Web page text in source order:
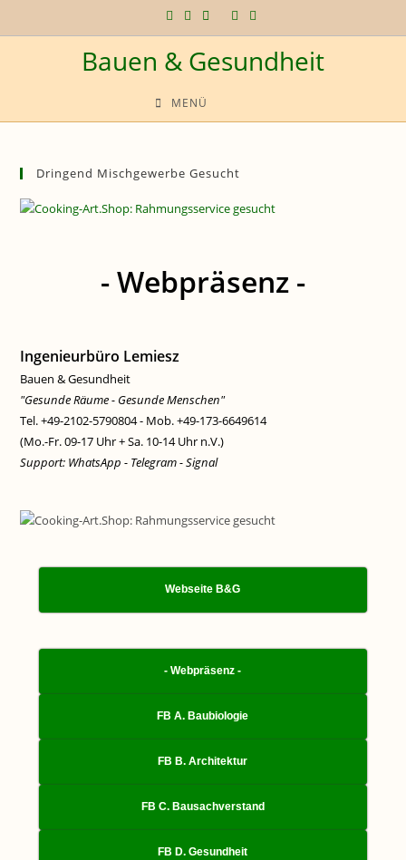
Inhalt
Bauen & Gesundheit
MENÜ
Dringend Mischgewerbe Gesucht
- Webpräsenz -
Ingenieurbüro Lemiesz
Bauen & Gesundheit
"Gesunde Räume - Gesunde Menschen"
Tel. +49-2102-5790804 - Mob. +49-173-6649614
(Mo.-Fr. 09-17 Uhr + Sa. 10-14 Uhr n.V.)
Support: WhatsApp - Telegram - Signal
Webseite B&G
- Webpräsenz -
FB A. Baubiologie
FB B. Architektur
FB C. Bausachverstand
FB D. Gesundheit